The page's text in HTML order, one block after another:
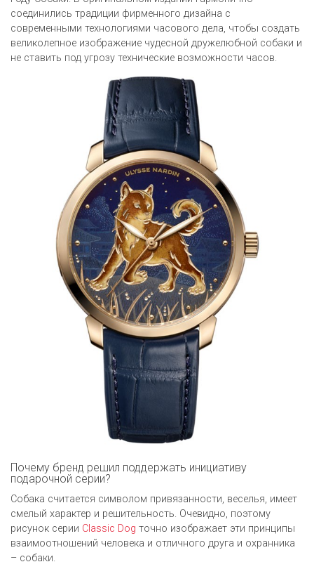
соединились традиции фирменного дизайна с
современными технологиями часового дела, чтобы создать
великолепное изображение чудесной дружелюбной собаки и
не ставить под угрозу технические возможности часов.
Почему бренд решил поддержать инициативу
подарочной серии?
Собака считается символом привязанности, веселья, имеет
смелый характер и решительность. Очевидно, поэтому
рисунок серии Classic Dog точно изображает эти принципы
взаимоотношений человека и отличного друга и охранника
– собаки.